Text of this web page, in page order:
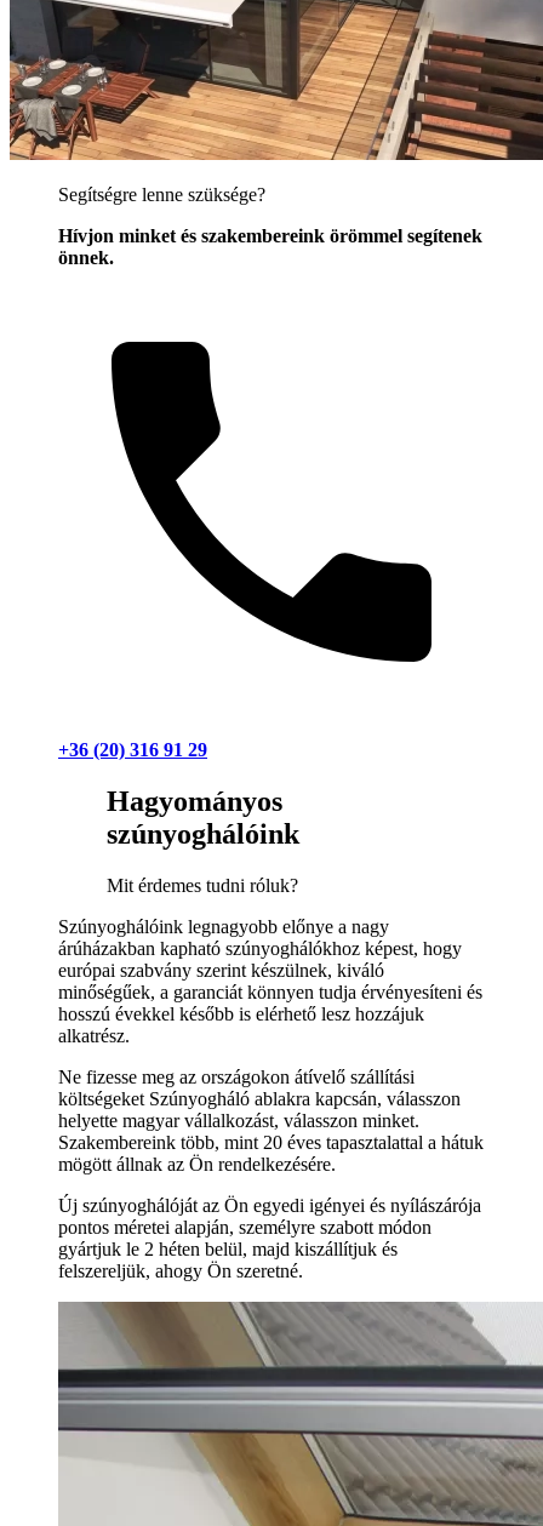
Segítségre lenne szüksége?
Hívjon minket és szakembereink örömmel segítenek
önnek.
+36 (20) 316 91 29
Hagyományos
szúnyoghálóink
Mit érdemes tudni róluk?
Szúnyoghálóink legnagyobb előnye a nagy
árúházakban kapható szúnyoghálókhoz képest, hogy
európai szabvány szerint készülnek, kiváló
minőségűek, a garanciát könnyen tudja érvényesíteni és
hosszú évekkel később is elérhető lesz hozzájuk
alkatrész.
Ne fizesse meg az országokon átívelő szállítási
költségeket Szúnyogháló ablakra kapcsán, válasszon
helyette magyar vállalkozást, válasszon minket.
Szakembereink több, mint 20 éves tapasztalattal a hátuk
mögött állnak az Ön rendelkezésére.
Új szúnyoghálóját az Ön egyedi igényei és nyílászárója
pontos méretei alapján, személyre szabott módon
gyártjuk le 2 héten belül, majd kiszállítjuk és
felszereljük, ahogy Ön szeretné.